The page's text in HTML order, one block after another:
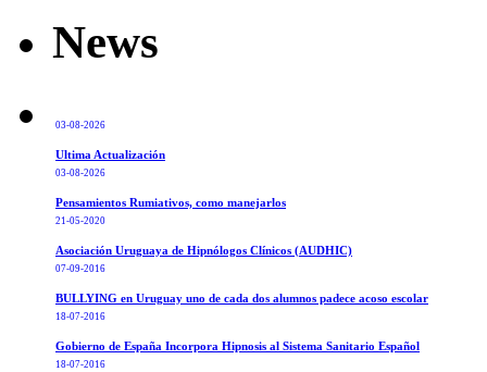
News
03-08-2026
Ultima Actualización
03-08-2026
Pensamientos Rumiativos, como manejarlos
21-05-2020
Asociación Uruguaya de Hipnólogos Clínicos (AUDHIC)
07-09-2016
BULLYING en Uruguay uno de cada dos alumnos padece acoso escolar
18-07-2016
Gobierno de España Incorpora Hipnosis al Sistema Sanitario Español
18-07-2016